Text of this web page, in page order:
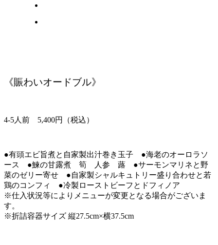
《賑わいオードブル》
4-5人前 5,400円（税込）
●有頭エビ旨煮と自家製出汁巻き玉子 ●海老のオーロラソ
ース ●鰊の甘露煮 筍 人参 蕗 ●サーモンマリネと野
菜のゼリー寄せ ●自家製シャルキュトリー盛り合わせと若
鶏のコンフィ ●冷製ローストビーフとドフィノア
※仕入状況等によりメニューが変更となる場合がございま
す。
※折詰容器サイズ 縦27.5cm×横37.5cm